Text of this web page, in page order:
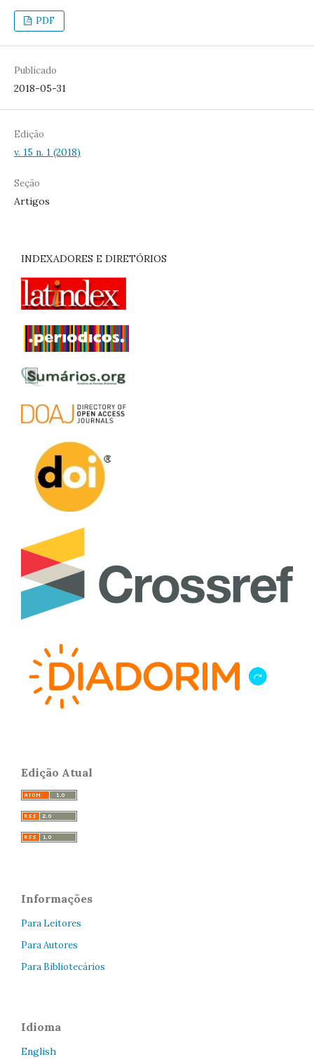
PDF
Publicado
2018-05-31
Edição
v. 15 n. 1 (2018)
Seção
Artigos
INDEXADORES E DIRETÓRIOS
Edição Atual
Informações
Para Leitores
Para Autores
Para Bibliotecários
Idioma
English